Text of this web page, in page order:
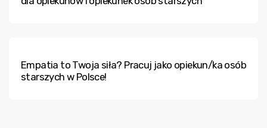
Empatia to Twoja siła? Pracuj jako opiekun/ka osób
starszych w Polsce!